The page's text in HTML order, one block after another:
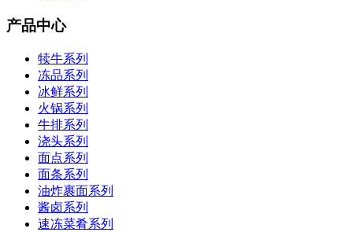
产品中心
犊牛系列
冻品系列
冰鲜系列
火锅系列
牛排系列
浇头系列
面点系列
面条系列
油炸裹面系列
酱卤系列
速冻菜肴系列